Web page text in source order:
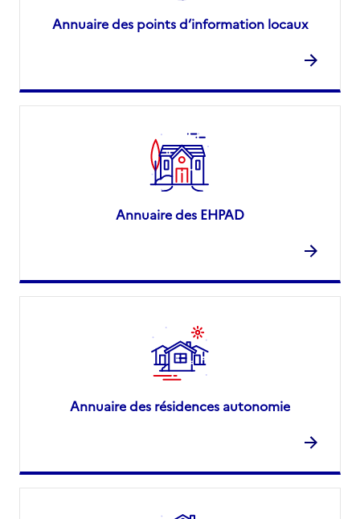
Annuaire des points d’information locaux
Annuaire des EHPAD
Annuaire des résidences autonomie